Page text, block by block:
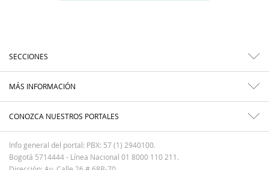
SECCIONES
MÁS INFORMACIÓN
CONOZCA NUESTROS PORTALES
Info general del portal: PBX: 57 (1) 2940100.
Bogotá 5714444 - Línea Nacional 01 8000 110 211.